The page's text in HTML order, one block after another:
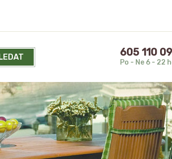
605 110
Po - Ne 6 - 22